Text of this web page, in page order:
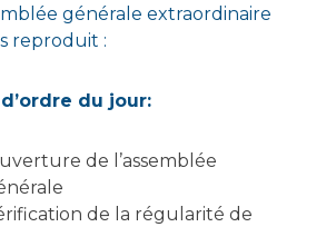
générale extraordinaire
reproduit :
du jour:
de l’assemblée
de la régularité de